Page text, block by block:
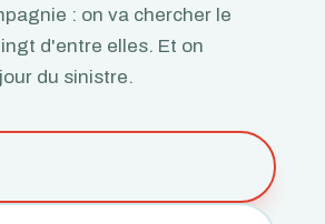
: on va chercher le
d'entre elles. Et on
du sinistre.